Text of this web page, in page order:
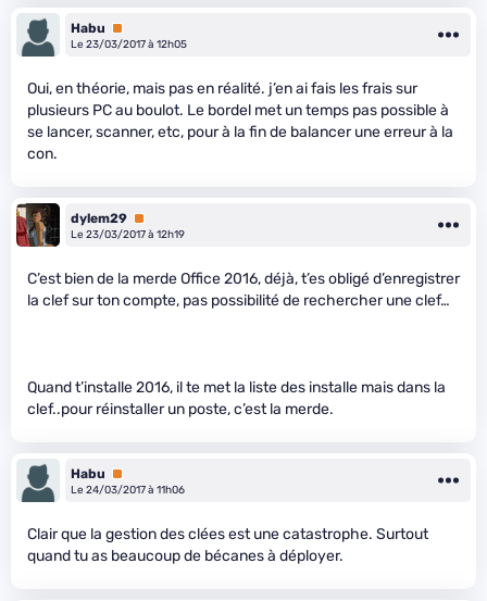
Habu
Premium
Le 23/03/2017 à 12h05
Oui, en théorie, mais pas en réalité. j’en ai fais les frais sur
plusieurs PC au boulot. Le bordel met un temps pas possible à
se lancer, scanner, etc, pour à la fin de balancer une erreur à la
con.
dylem29 Premium
Le 23/03/2017 à 12h19
C’est bien de la merde Office 2016, déjà, t’es obligé d’enregistrer
la clef sur ton compte, pas possibilité de rechercher une clef…
Quand t’installe 2016, il te met la liste des installe mais dans la
clef..pour réinstaller un poste, c’est la merde.
Habu
Premium
Le 24/03/2017 à 11h06
Clair que la gestion des clées est une catastrophe. Surtout
quand tu as beaucoup de bécanes à déployer.